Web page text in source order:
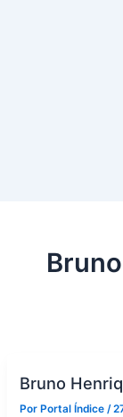
Bruno
Por Portal Índice/